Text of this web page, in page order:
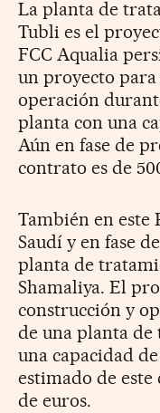
La planta de
Tubli es el
FCC Aqualia
un proyecto
operación
planta con una
Aún en fase de
contrato es de
También en este
Saudí y en fase
planta de
Shamaliya. El
construcción y
de una planta de
una capacidad
estimado de
de euros.